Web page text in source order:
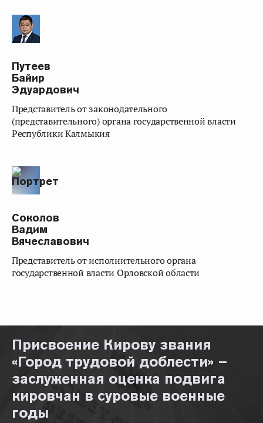
Путеев
Байир
Эдуардович
представитель от законодательного
(представительного) органа государственной власти
Республики Калмыкия
Соколов
Вадим
Вячеславович
представитель от исполнительного органа
государственной власти Орловской области
Присвоение Кирову звания
«Город трудовой доблести» –
заслуженная оценка подвига
кировчан в суровые военные
годы